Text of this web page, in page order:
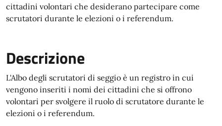
cittadini volontari che desiderano partecipare come
scrutatori durante le elezioni o i referendum.
Descrizione
L'Albo degli scrutatori di seggio è un registro in cui
vengono inseriti i nomi dei cittadini che si offrono
volontari per svolgere il ruolo di scrutatore durante le
elezioni o i referendum.